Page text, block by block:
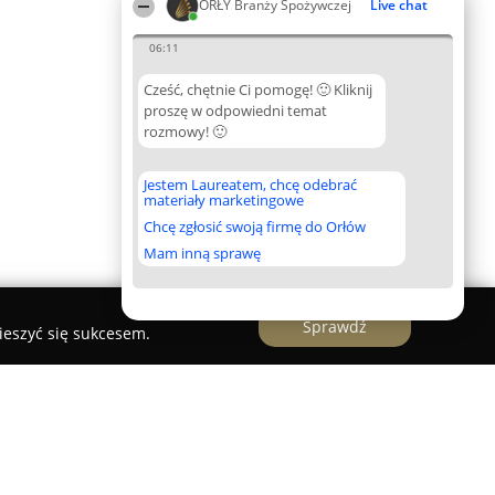
ORŁY Branży Spożywczej Live chat
06:11
Cześć, chętnie Ci pomogę! 🙂 Kliknij
proszę w odpowiedni temat
rozmowy! 🙂
Jestem Laureatem, chcę odebrać
materiały marketingowe
Chcę zgłosić swoją firmę do Orłów
Mam inną sprawę
się sukcesem. Sprawdź